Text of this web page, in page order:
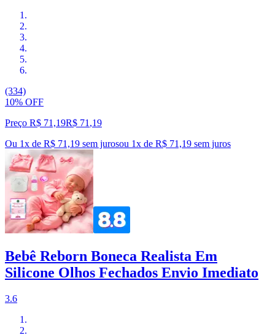
(334)
10% OFF
Preço R$ 71,19R$ 71 ,19
Ou 1x de R$ 71,19 sem jurosou 1x de R$ 71,19 sem juros
Bebê Reborn Boneca Realista Em
Silicone Olhos Fechados Envio Imediato
3.6